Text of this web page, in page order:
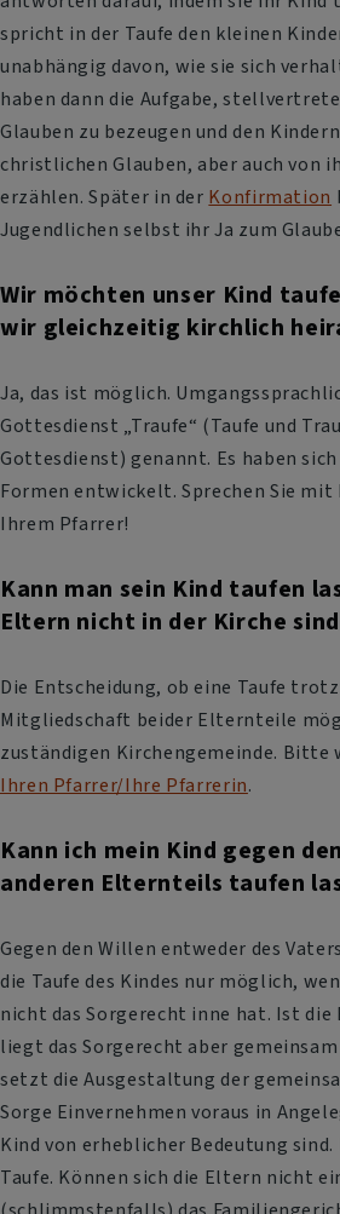
spricht in der Taufe den kleinen
unabhängig davon, wie sie sich
haben dann die Aufgabe,
Glauben zu bezeugen und den
christlichen Glauben, aber auch von
erzählen. Später in der Konfirmation
Jugendlichen selbst ihr Ja zum
Wir möchten unser Kind
wir gleichzeitig kirchlich
Ja, das ist möglich.
Gottesdienst „Traufe“ (Taufe und
Gottesdienst) genannt. Es haben
Formen entwickelt. Sprechen Sie
Ihrem Pfarrer!
Kann man sein Kind taufen
Eltern nicht in der Kirche
Die Entscheidung, ob eine Taufe
Mitgliedschaft beider Elternteile
zuständigen Kirchengemeinde. Bitte
Ihren Pfarrer/Ihre Pfarrerin.
Kann ich mein Kind gegen
anderen Elternteils taufen
Gegen den Willen entweder des
die Taufe des Kindes nur möglich,
nicht das Sorgerecht inne hat. Ist die
liegt das Sorgerecht aber
setzt die Ausgestaltung der
Sorge Einvernehmen voraus in
Kind von erheblicher Bedeutung sind.
Taufe. Können sich die Eltern nicht